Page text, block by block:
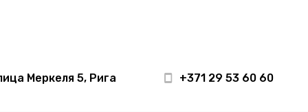
Меркеля 5, Рига +371 29 53 60 60